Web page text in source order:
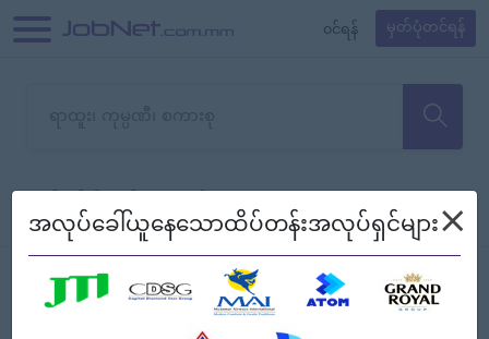
၀င်ရန် မှတ်ပုံတင်ရန်
သော အလုပ်မရှိသေးပါ။
စစ်ရန် စဉ်၍ကြည့်မည်
Myanmar
အလုပ်ခေါ်ယူနေသောထိပ်တန်းအလုပ်ရှင်များ×